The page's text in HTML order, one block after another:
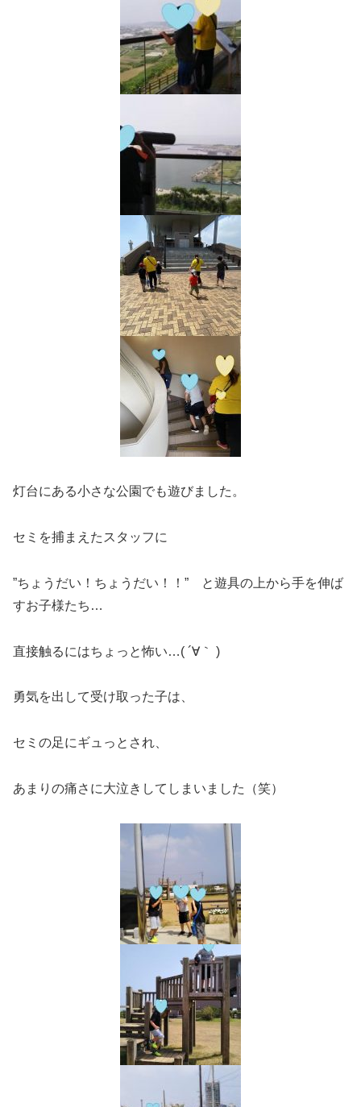
灯台にある小さな公園でも遊びました。
セミを捕まえたスタッフに
”ちょうだい！ちょうだい！！” と遊具の上から手を伸ば
すお子様たち…
直接触るにはちょっと怖い…( ´∀｀ )
勇気を出して受け取った子は、
セミの足にギュっとされ、
あまりの痛さに大泣きしてしまいました（笑）